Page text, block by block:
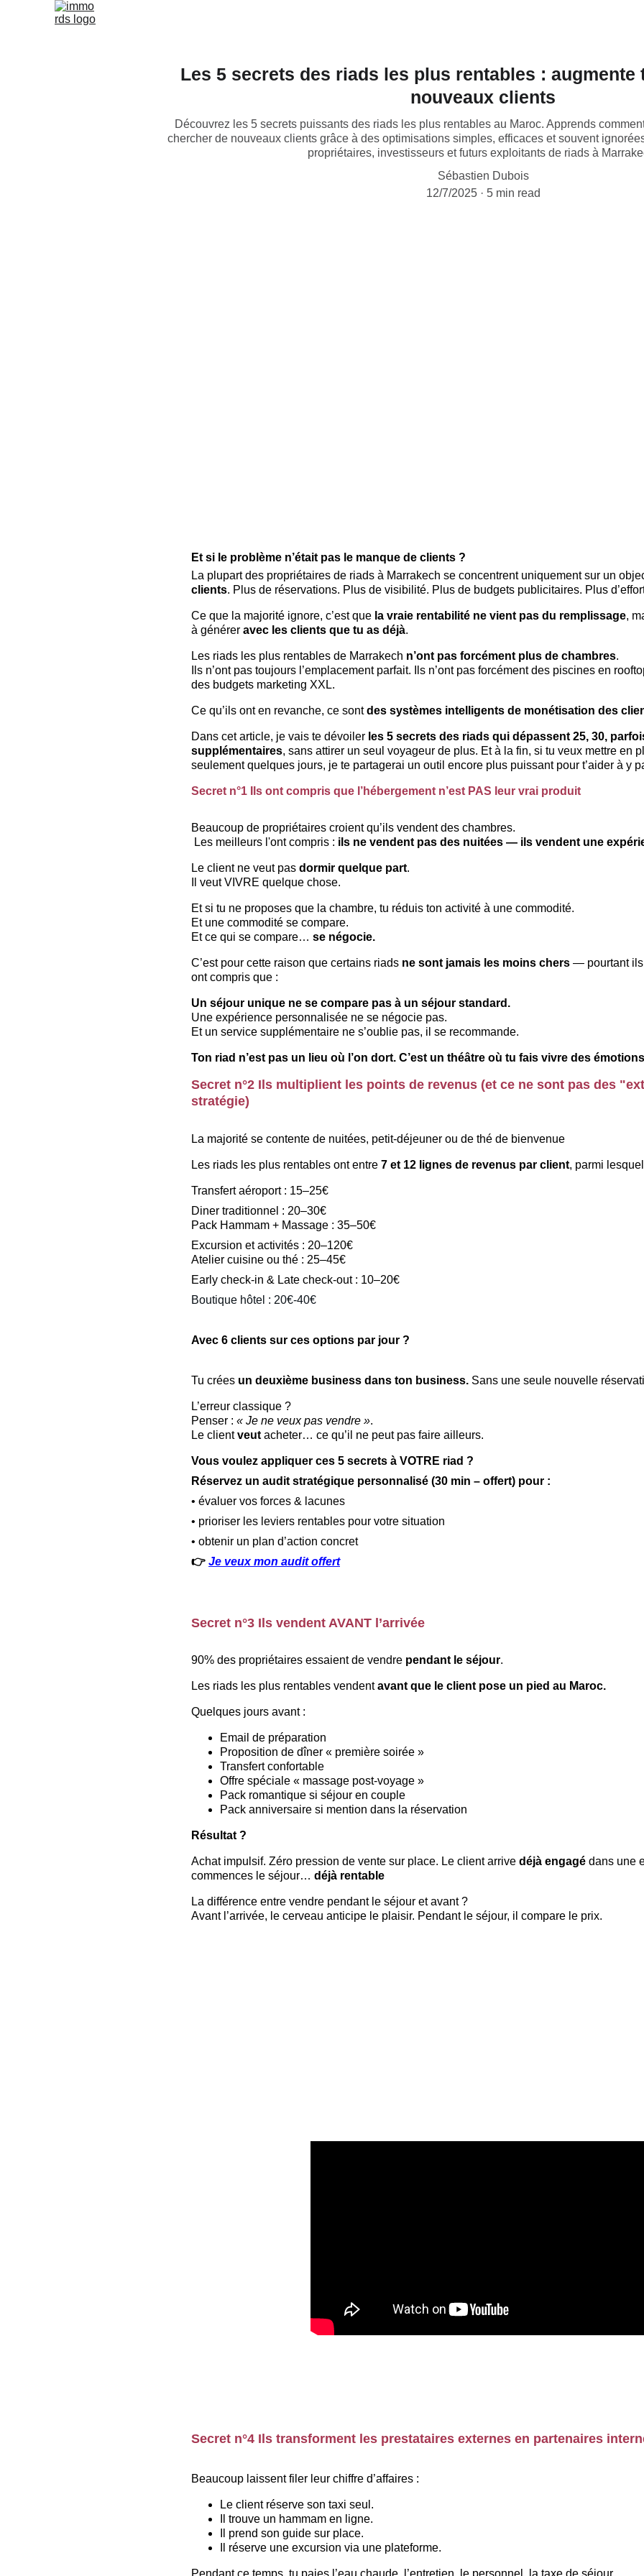
Les 5 secrets des riads les plus rentables : augmente
nouveaux clients
Découvrez les 5 secrets puissants des riads les plus rentables au Maroc. Apprends
chercher de nouveaux clients grâce à des optimisations simples, efficaces et souvent
propriétaires, investisseurs et futurs exploitants de riads à
Sébastien Dubois
12/7/2025
5 min read
Et si le problème n’était pas le manque de clients ?
La plupart des propriétaires de riads à Marrakech se concentrent uniquement sur un
clients. Plus de réservations. Plus de visibilité. Plus de budgets publicitaires. Plus
Ce que la majorité ignore, c’est que la vraie rentabilité ne vient pas du remplissage,
à générer avec les clients que tu as déjà.
Les riads les plus rentables de Marrakech n’ont pas forcément plus de chambres.
Ils n’ont pas toujours l’emplacement parfait. Ils n’ont pas forcément des piscines en
des budgets marketing XXL.
Ce qu’ils ont en revanche, ce sont des systèmes intelligents de monétisation des
Dans cet article, je vais te dévoiler les 5 secrets des riads qui dépassent 25, 30,
supplémentaires, sans attirer un seul voyageur de plus. Et à la fin, si tu veux mettre en
seulement quelques jours, je te partagerai un outil encore plus puissant pour t’aider à y
Secret n°1 Ils ont compris que l’hébergement n’est PAS leur vrai produit
Beaucoup de propriétaires croient qu’ils vendent des chambres.
Les meilleurs l'ont compris : ils ne vendent pas des nuitées — ils vendent une
Le client ne veut pas dormir quelque part.
Il veut VIVRE quelque chose.
Et si tu ne proposes que la chambre, tu réduis ton activité à une commodité.
Et une commodité se compare.
Et ce qui se compare… se négocie.
C’est pour cette raison que certains riads ne sont jamais les moins chers — pourtant ils
ont compris que :
Un séjour unique ne se compare pas à un séjour standard.
Une expérience personnalisée ne se négocie pas.
Et un service supplémentaire ne s’oublie pas, il se recommande.
Ton riad n’est pas un lieu où l’on dort. C’est un théâtre où tu fais vivre des
Secret n°2 Ils multiplient les points de revenus (et ce ne sont pas des
stratégie)
La majorité se contente de nuitées, petit-déjeuner ou de thé de bienvenue
Les riads les plus rentables ont entre 7 et 12 lignes de revenus par client, parmi
Transfert aéroport : 15–25€
Diner traditionnel : 20–30€
Pack Hammam + Massage : 35–50€
Excursion et activités : 20–120€
Atelier cuisine ou thé : 25–45€
Early check-in & Late check-out : 10–20€
Boutique hôtel : 20€-40€
Avec 6 clients sur ces options par jour ?
Tu crées un deuxième business dans ton business. Sans une seule nouvelle
L’erreur classique ?
Penser : « Je ne veux pas vendre ».
Le client veut acheter… ce qu’il ne peut pas faire ailleurs.
Vous voulez appliquer ces 5 secrets à VOTRE riad ?
Réservez un audit stratégique personnalisé (30 min – offert) pour :
• évaluer vos forces & lacunes
• prioriser les leviers rentables pour votre situation
• obtenir un plan d’action concret
👉 Je veux mon audit offert
Secret n°3 Ils vendent AVANT l’arrivée
90% des propriétaires essaient de vendre pendant le séjour.
Les riads les plus rentables vendent avant que le client pose un pied au Maroc.
Quelques jours avant :
Email de préparation
Proposition de dîner « première soirée »
Transfert confortable
Offre spéciale « massage post-voyage »
Pack romantique si séjour en couple
Pack anniversaire si mention dans la réservation
Résultat ?
Achat impulsif. Zéro pression de vente sur place. Le client arrive déjà engagé dans une
commences le séjour… déjà rentable
La différence entre vendre pendant le séjour et avant ?
Avant l’arrivée, le cerveau anticipe le plaisir. Pendant le séjour, il compare le prix.
Secret n°4 Ils transforment les prestataires externes en partenaires
Beaucoup laissent filer leur chiffre d’affaires :
Le client réserve son taxi seul.
Il trouve un hammam en ligne.
Il prend son guide sur place.
Il réserve une excursion via une plateforme.
Pendant ce temps, tu paies l’eau chaude, l’entretien, le personnel, la taxe de séjour…